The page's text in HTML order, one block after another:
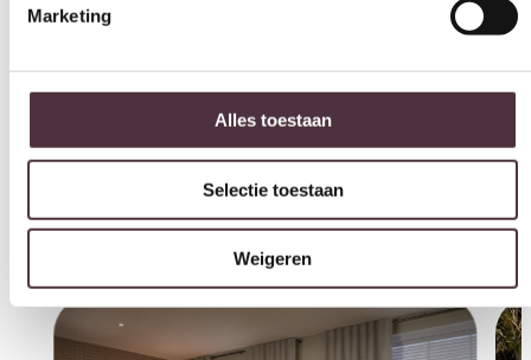
Tuin meubels
Gratisthuis bezorgd boven de €100,-
op meubelen
Ruim2500m2 showroom
Interessant voor jou